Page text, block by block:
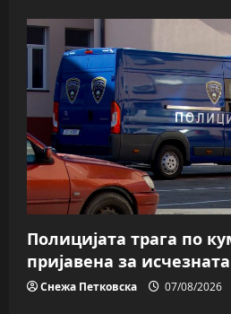
Полицијата трага пo
пријавена за исчезната
Снежа Петковска 07/08/2026